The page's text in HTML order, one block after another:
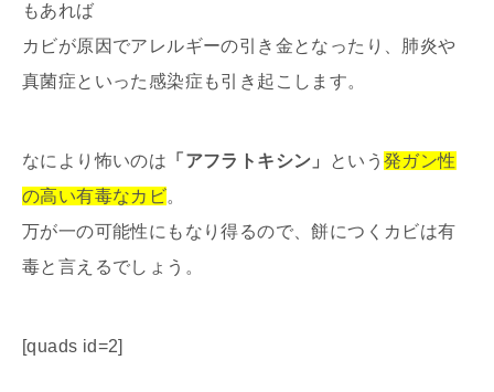
もあれば
カビが原因でアレルギーの引き金となったり、肺炎や
真菌症といった感染症も引き起こします。
なにより怖いのは 「アフラトキシン」 という発ガン性
の高い有毒なカビ。
万が一の可能性にもなり得るので、餅につくカビは有
毒と言えるでしょう。
[quads id=2]